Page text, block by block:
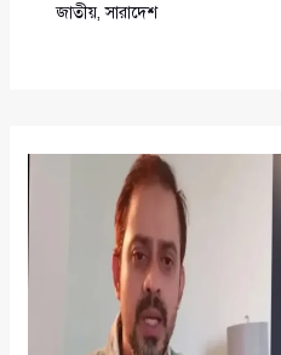
জাতীয়,সারাদেশ